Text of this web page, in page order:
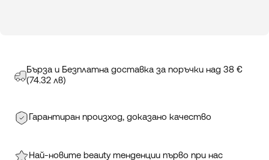
Бърза и Безплатна доставка за поръчки над 38 €
(74.32 лв)
Гарантиран произход, доказано качество
Най-новите beauty тенденции първо при нас